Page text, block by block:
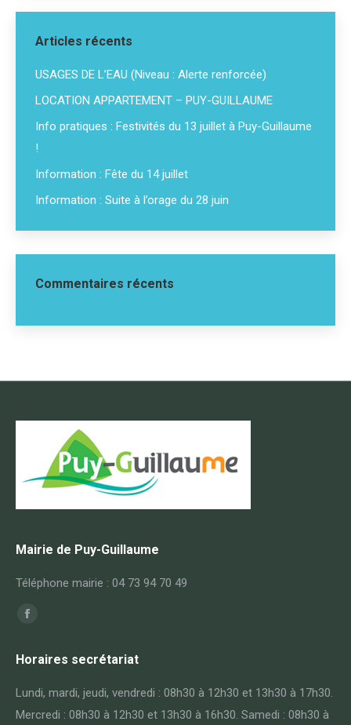
Articles récents
USAGES DE L’EAU (Niveau : Alerte renforcée)
LOCATION APPARTEMENT – PUY-GUILLAUME
Info pratiques : Festivités du 13 juillet à Puy-Guillaume
!
Information : Fête du 14 juillet
Information : Suite à l’orage du 28 juin
Commentaires récents
Mairie de Puy-Guillaume
Téléphone mairie : 04 73 94 70 49
Trouvez nous sur :
Facebook
opens
Horaires secrétariat
Lundi, mardi, jeudi, vendredi : 08h30 à 12h30 et 13h30 à 17h30.
Mercredi : 08h30 à 12h30 et 13h30 à 16h30. Samedi : 08h30 à